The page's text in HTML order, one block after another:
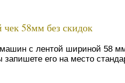
58мм без скидок
с лентой шириной 58
его на место